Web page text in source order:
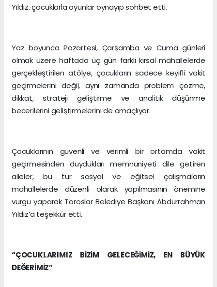
Yıldız, çocuklarla oyunlar oynayıp sohbet etti.
Yaz boyunca Pazartesi, Çarşamba ve Cuma günleri
olmak üzere haftada üç gün farklı kırsal mahallelerde
gerçekleştirilen atölye, çocukların sadece keyifli vakit
geçirmelerini değil, aynı zamanda problem çözme,
dikkat, strateji geliştirme ve analitik düşünme
becerilerini geliştirmelerini de amaçlıyor.
Çocuklarının güvenli ve verimli bir ortamda vakit
geçirmesinden duydukları memnuniyeti dile getiren
aileler, bu tür sosyal ve eğitsel çalışmaların
mahallelerde düzenli olarak yapılmasının önemine
vurgu yaparak Toroslar Belediye Başkanı Abdurrahman
Yıldız’a teşekkür etti.
“ÇOCUKLARIMIZ BİZİM GELECEĞİMİZ, EN BÜYÜK
DEĞERİMİZ”